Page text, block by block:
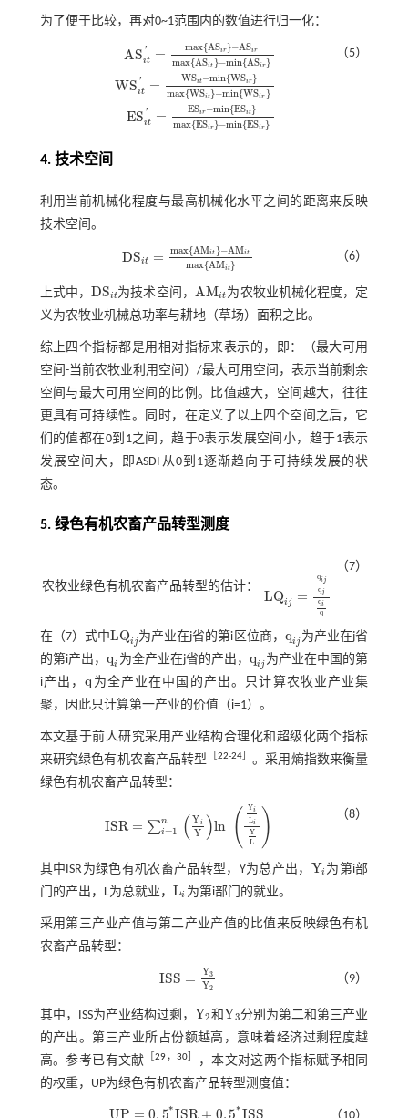
为了便于比较，再对0~1范围内的数值进行归一化：
AS'
it = max{ASir}−ASir
max{ASit }−min{ASir}
WS'
it = WSit−min{WSir}
max{WSit}−min{WSir }
ES'
it = ESir−min{ESit}
max{ESir}−min{ESir}
t'=ma xAS ir-ASirmaxASit-minASi
（5）
4. 技术空间
利用当前机械化程度与最高机械化水平之间的距离来反映
技术空间。
DSit = max{AMit }−AMit
max{AMit}
DSit= ma xAMit-AMitmaxA （6）
上式中， DSit
DSit 为技术空间， AMit
AMit 为农牧业机械化程度，定
义为农牧业机械总功率与耕地（草场）面积之比。
综上四个指标都是用相对指标来表示的，即：（最大可用
空间-当前农牧业利用空间）/最大可用空间，表示当前剩余
空间与最大可用空间的比例。比值越大，空间越大，往往
更具有可持续性。同时，在定义了以上四个空间之后，它
们的值都在0到1之间，趋于0表示发展空间小，趋于1表示
发展空间大，即ASDI从0到1逐渐趋向于可持续发展的状
态。
5. 绿色有机农畜产品转型测度
农牧业绿色有机农畜产品转型的估计：
LQi j =
qij
qj
qi
q
LQ ij= iq
（7）
在（7）式中LQi j
LQij 为产业在j省的第i区位商， qi j
qij 为产业在j省
的第i产出， qi
qi 为全产业在j省的产出， qi j
qij 为产业在中国的第
i产出，q
q 为全产业在中国的产出。只计算农牧业产业集
聚，因此只计算第一产业的价值（i=1）。
本文基于前人研究采用产业结构合理化和超级化两个指标
来研究绿色有机农畜产品转型
22⁃24］ 。采用熵指数来衡量
绿色有机农畜产品转型：
ISR = ∑n
i=1 ( Yi
Y )ln ( Yi
Li
Y
L
)
ISR=∑i= 1n YiYl Y iLiY L
（8）
其中ISR为绿色有机农畜产品转型，Y为总产出， Yi
Yi 为第i部
门的产出，L为总就业， Li
Li 为第i部门的就业。
采用第三产业产值与第二产业产值的比值来反映绿色有机
农畜产品转型：
ISS = Y3
Y2
ISS=Y3Y 2 （9）
其中，ISS为产业结构过剩， Y2
Y2 和Y3
Y3 分别为第二和第三产业
的产出。第三产业所占份额越高，意味着经济过剩程度越
高。参考已有文献 ［29， 30］
，本文对这两个指标赋予相同
的权重，UP为绿色有机农畜产品转型测度值：
UP = 0. 5*ISR + 0.5*ISS